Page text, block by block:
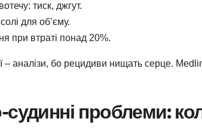
тиск, джгут.
для об’єму.
при втраті понад 20%.
– аналізи, бо рецидиви нищать серце.
проблеми: